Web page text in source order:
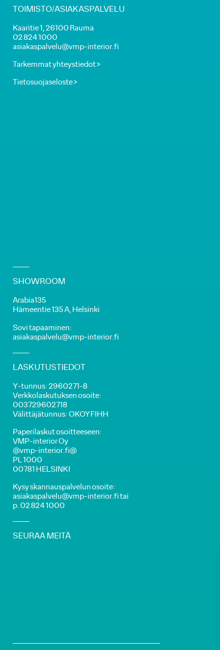
TOIMISTO/ASIAKASPALVELU
Kaaritie 1, 26100 Rauma
02 824 1000
asiakaspalvelu@vmp-interior.fi
Tarkemmat yhteystiedot >
Tietosuojaseloste >
SHOWROOM
Arabia135
Hämeentie 135 A, Helsinki
Sovi tapaaminen:
asiakaspalvelu@vmp-interior.fi
LASKUTUSTIEDOT
Y-tunnus: 2960271-8
Verkkolaskutuksen osoite:
003729602718
Välittäjätunnus: OKOYFIHH
Paperilaskut osoitteeseen:
VMP-interior Oy
@vmp-interior.fi@
PL 1000
00781 HELSINKI
Kysy skannauspalvelun osoite:
asiakaspalvelu@vmp-interior.fi tai
p. 02 824 1000
SEURAA MEITÄ